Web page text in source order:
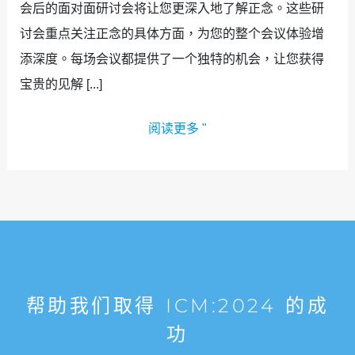
会后的面对面研讨会将让您更深入地了解正念。这些研
讨会重点关注正念的具体方面，为您的整个会议体验增
添深度。每场会议都提供了一个独特的机会，让您获得
宝贵的见解 [...]
阅读更多 "
帮助我们取得 ICM:2024 的成
功